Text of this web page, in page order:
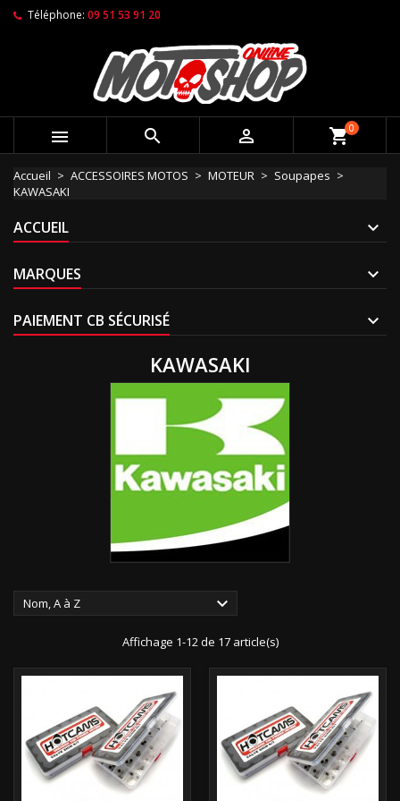
Téléphone: 09 51 53 91 20
   shopping_cart0
Accueil ACCESSOIRES MOTOS MOTEUR
Soupapes
KAWASAKI
ACCUEIL
MARQUES
PAIEMENT CB SÉCURISÉ
KAWASAKI
Nom, A à Z 
Affichage 1-12 de 17 article(s)